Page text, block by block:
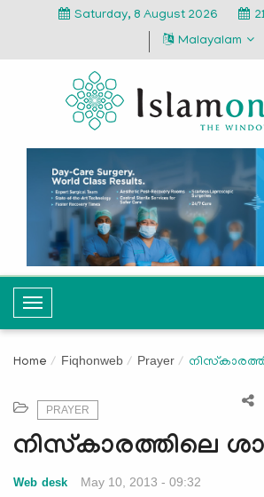
Saturday, 8 August 2026
Malayalam
T
o
g
N
a
v
Home Fiqhonweb Prayer
PRAYER
നിസ്‌കാരത്തിലെ
Web desk May 10, 2013 - 09:32